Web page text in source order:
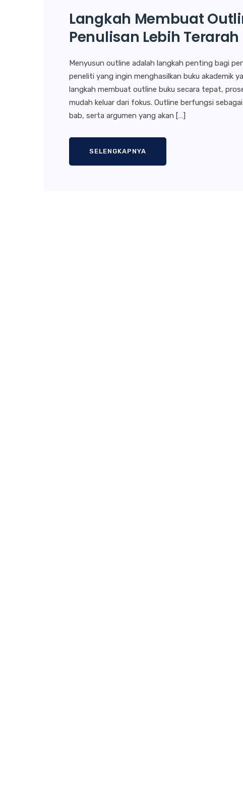
Langkah Membuat
Penulisan Lebih Terarah
Menyusun outline adalah langkah penting bagi
peneliti yang ingin menghasilkan buku akademik
langkah membuat outline buku secara tepat,
mudah keluar dari fokus. Outline berfungsi
bab, serta argumen yang akan […]
SELENGKAPNYA